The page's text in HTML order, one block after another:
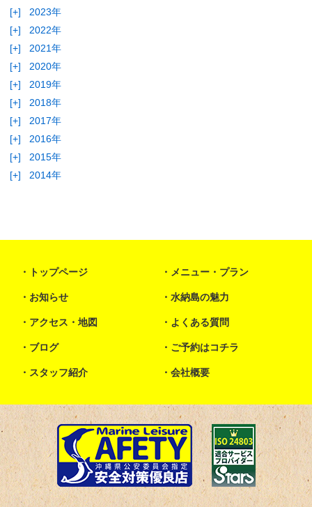
[+]
2023年
[+]
2022年
[+]
2021年
[+]
2020年
[+]
2019年
[+]
2018年
[+]
2017年
[+]
2016年
[+]
2015年
[+]
2014年
トップページ メニュー・プラン
お知らせ 水納島の魅力
アクセス・地図 よくある質問
ブログ ご予約はコチラ
スタッフ紹介 会社概要